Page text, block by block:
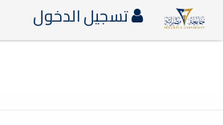
تسجيل الدخول